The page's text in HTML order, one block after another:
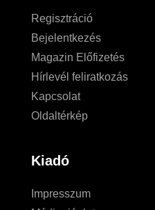
Regisztráció
Bejelentkezés
Magazin Előfizetés
Hírlevél feliratkozás
Kapcsolat
Oldaltérkép
Kiadó
Impresszum